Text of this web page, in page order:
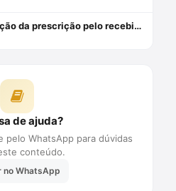
Quando se dá a interrupção da prescrição pelo recebimento da denúncia? - por paulo silas taporosky filho
de ajuda?
pelo WhatsApp para dúvidas
conteúdo.
no WhatsApp